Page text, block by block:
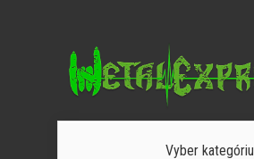
Vyber kategóriu